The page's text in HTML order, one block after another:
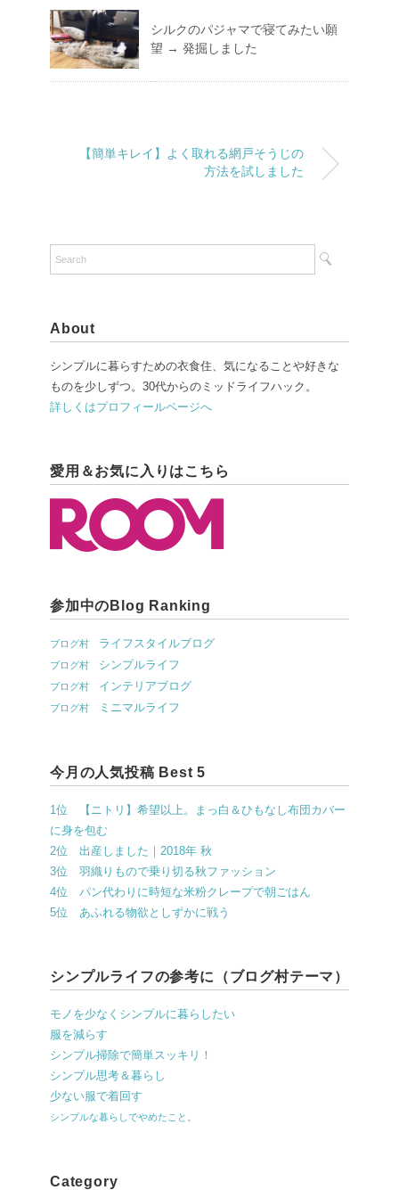
シルクのパジャマで寝てみたい願
望 → 発掘しました
【簡単キレイ】よく取れる網戸そうじの
方法を試しました
About
シンプルに暮らすための衣食住、気になることや好きな
ものを少しずつ。30代からのミッドライフハック。
詳しくはプロフィールページへ
愛用＆お気に入りはこちら
参加中のBlog Ranking
ブログ村 ライフスタイルブログ
ブログ村 シンプルライフ
ブログ村 インテリアブログ
ブログ村 ミニマルライフ
今月の人気投稿 Best 5
1位 【ニトリ】希望以上。まっ白＆ひもなし布団カバー
に身を包む
2位 出産しました｜2018年 秋
3位 羽織りもので乗り切る秋ファッション
4位 パン代わりに時短な米粉クレープで朝ごはん
5位 あふれる物欲としずかに戦う
シンプルライフの参考に（ブログ村テーマ）
モノを少なくシンプルに暮らしたい
服を減らす
シンプル掃除で簡単スッキリ！
シンプル思考＆暮らし
少ない服で着回す
シンプルな暮らしでやめたこと。
Category